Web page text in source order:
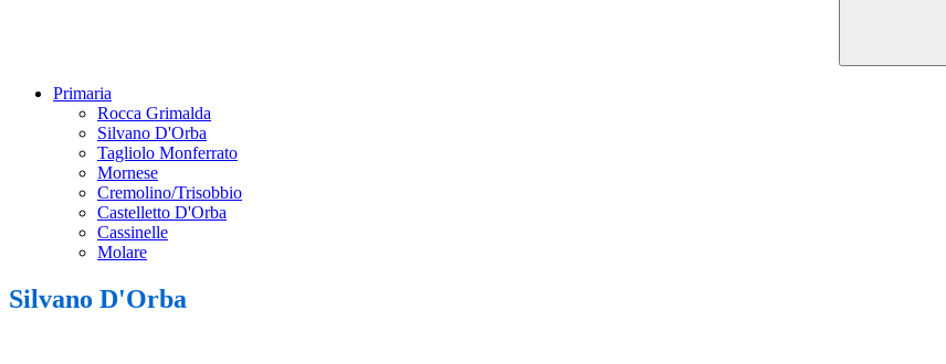
Primaria
Rocca Grimalda
Silvano D'Orba
Tagliolo Monferrato
Mornese
Cremolino/Trisobbio
Castelletto D'Orba
Cassinelle
Molare
Silvano D'Orba